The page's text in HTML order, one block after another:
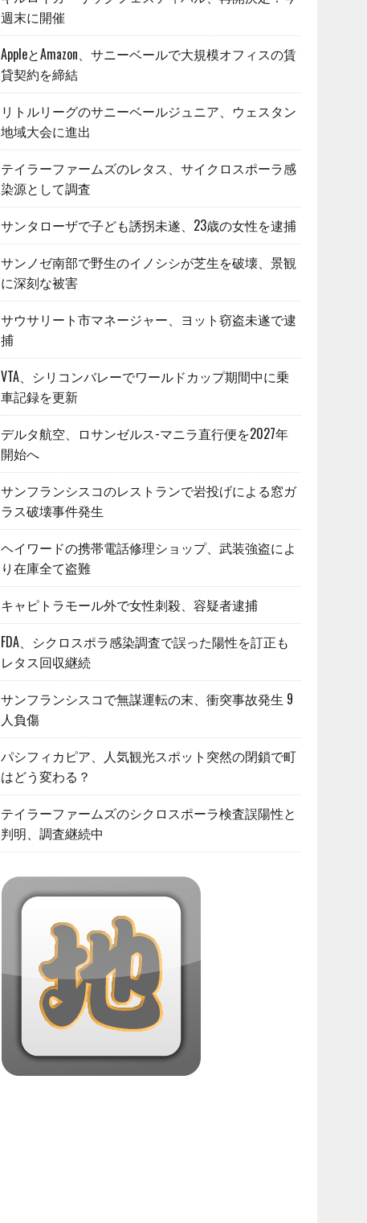
週末に開催
AppleとAmazon、サニーベールで大規模オフィスの賃
貸契約を締結
リトルリーグのサニーベールジュニア、ウェスタン
地域大会に進出
テイラーファームズのレタス、サイクロスポーラ感
染源として調査
サンタローザで子ども誘拐未遂、23歳の女性を逮捕
サンノゼ南部で野生のイノシシが芝生を破壊、景観
に深刻な被害
サウサリート市マネージャー、ヨット窃盗未遂で逮
捕
VTA、シリコンバレーでワールドカップ期間中に乗
車記録を更新
デルタ航空、ロサンゼルス-マニラ直行便を2027年
開始へ
サンフランシスコのレストランで岩投げによる窓ガ
ラス破壊事件発生
ヘイワードの携帯電話修理ショップ、武装強盗によ
り在庫全て盗難
キャピトラモール外で女性刺殺、容疑者逮捕
FDA、シクロスポラ感染調査で誤った陽性を訂正も
レタス回収継続
サンフランシスコで無謀運転の末、衝突事故発生 9
人負傷
パシフィカピア、人気観光スポット突然の閉鎖で町
はどう変わる？
テイラーファームズのシクロスポーラ検査誤陽性と
判明、調査継続中